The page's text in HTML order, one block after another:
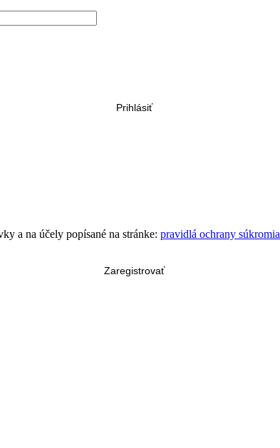
Prihlásiť
a na účely popísané na stránke: pravidlá ochrany súkromia
Zaregistrovať